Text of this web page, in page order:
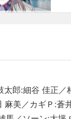
郎:細谷 佳正
美／カギＰ:蒼